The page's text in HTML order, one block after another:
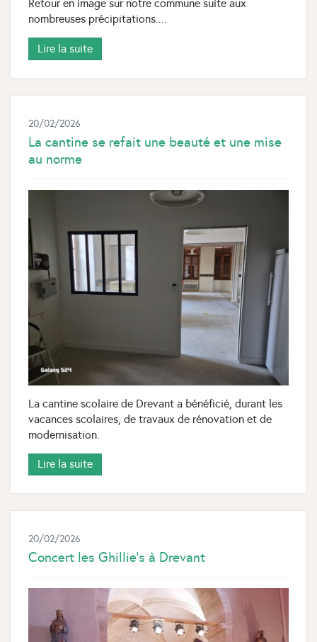
Retour en image sur notre commune suite aux
nombreuses précipitations....
Lire la suite
20/02/2026
La cantine se refait une beauté et une mise
au norme
La cantine scolaire de Drevant a bénéficié, durant les
vacances scolaires, de travaux de rénovation et de
modernisation.
Lire la suite
20/02/2026
Concert les Ghillie’s à Drevant